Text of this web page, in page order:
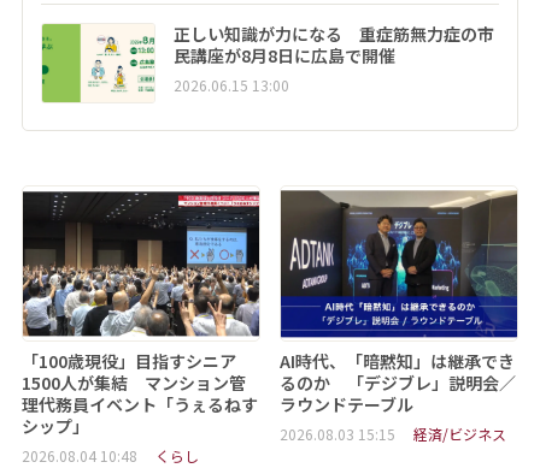
正しい知識が力になる 重症筋無力症の市
民講座が8月8日に広島で開催
2026.06.15 13:00
「100歳現役」目指すシニア
1500人が集結 マンション管
理代務員イベント「うぇるねす
シップ」
2026.08.04 10:48 くらし
AI時代、「暗黙知」は継承でき
るのか 「デジブレ」説明会／
ラウンドテーブル
2026.08.03 15:15 経済/ビジネス